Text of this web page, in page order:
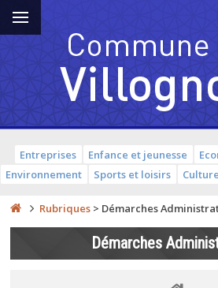
Entreprises Enfance et jeunesse
Environnement
Sports et loisirs Culture
Rubriques > Démarches
Démarches